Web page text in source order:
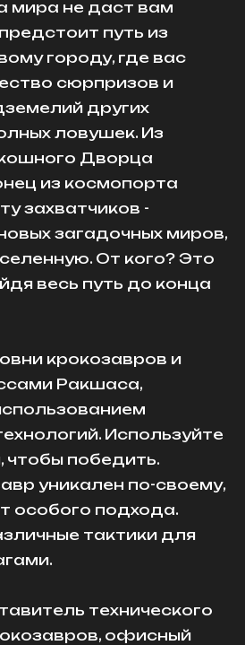
мира не даст вам
путь из
городу, где вас
сюрпризов и
других
ловушек. Из
Дворца
из космопорта
захватчиков -
загадочных миров,
От кого? Это
весь путь до конца
крокозавров и
Ракшаса,
Используйте
чтобы победить.
уникален по-своему,
особого подхода.
тактики для
технического
офисный